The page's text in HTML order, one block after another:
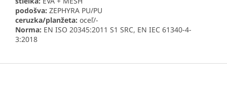
podošva: ZEPHYRA PU/PU
ceruzka/planžeta: oceľ/-
Norma: EN ISO 20345:2011 S1 SRC, EN IEC 61340-4-
3:2018
Z